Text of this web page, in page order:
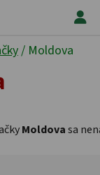
/ Moldova
Moldovasa